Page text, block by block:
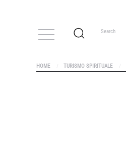
HOME TURISMO SPIRITUALE